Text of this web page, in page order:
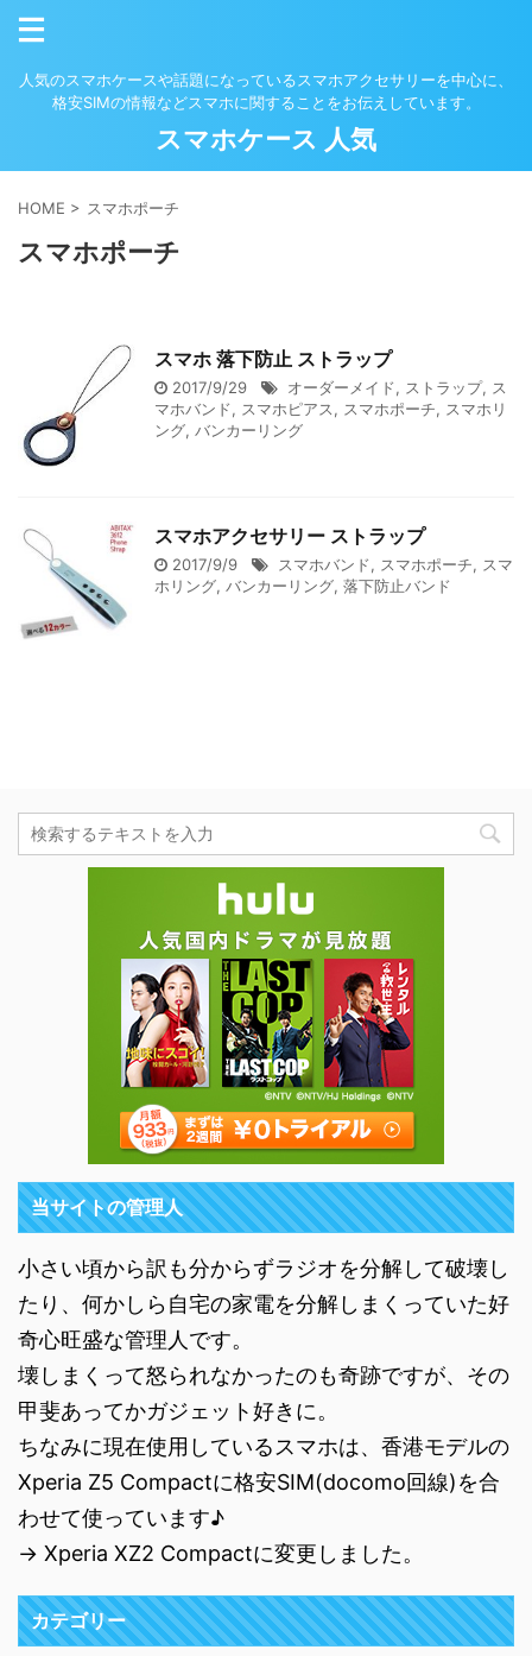
人気のスマホケースや話題になっているスマホアクセサリーを中心に、
格安SIMの情報などスマホに関することをお伝えしています。
スマホケース 人気
HOME > スマホポーチ
スマホポーチ
スマホ 落下防止 ストラップ
2017/9/29 オーダーメイド, ストラップ, ス
マホバンド, スマホピアス, スマホポーチ, スマホリ
ング, バンカーリング
スマホアクセサリー ストラップ
2017/9/9 スマホバンド, スマホポーチ, スマ
ホリング, バンカーリング, 落下防止バンド
当サイトの管理人
小さい頃から訳も分からずラジオを分解して破壊し
たり、何かしら自宅の家電を分解しまくっていた好
奇心旺盛な管理人です。
壊しまくって怒られなかったのも奇跡ですが、その
甲斐あってかガジェット好きに。
ちなみに現在使用しているスマホは、香港モデルの
Xperia Z5 Compactに格安SIM(docomo回線)を合
わせて使っています♪
→ Xperia XZ2 Compactに変更しました。
カテゴリー